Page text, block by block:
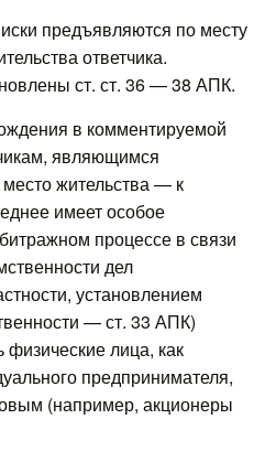
предъявляются по месту
ответчика.
ст. ст. 36 — 38 АПК.
в комментируемой
являющимся
жительства — к
имеет особое
процессе в связи
дел
установлением
— ст. 33 АПК)
физические лица, как
предпринимателя,
(например, акционеры